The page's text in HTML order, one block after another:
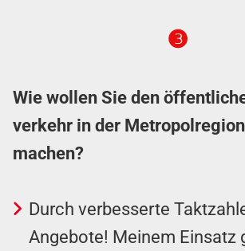
❸
Wie wollen Sie den
verkehr in der
machen?
Durch verbesserte
Angebote! Meinem Einsatz